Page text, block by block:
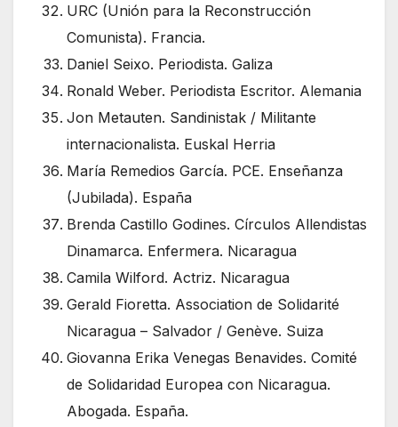
URC (Unión para la Reconstrucción
Comunista). Francia.
Daniel Seixo. Periodista. Galiza
Ronald Weber. Periodista Escritor. Alemania
Jon Metauten. Sandinistak / Militante
internacionalista. Euskal Herria
María Remedios García. PCE. Enseñanza
(Jubilada). España
Brenda Castillo Godines. Círculos Allendistas
Dinamarca. Enfermera. Nicaragua
Camila Wilford. Actriz. Nicaragua
Gerald Fioretta. Association de Solidarité
Nicaragua – Salvador / Genève. Suiza
Giovanna Erika Venegas Benavides. Comité
de Solidaridad Europea con Nicaragua.
Abogada. España.